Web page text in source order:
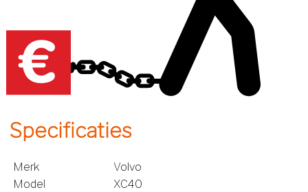
Specificaties
Merk
Volvo
Model
XC40